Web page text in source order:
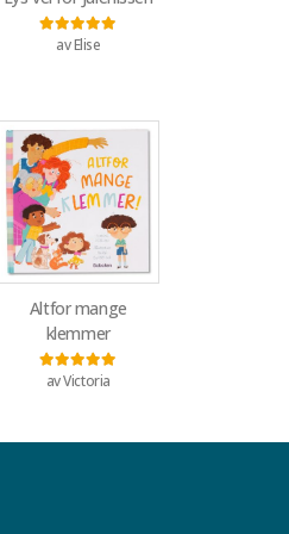
Vurdert5
av Elise
Altfor mange
klemmer
Vurdert5av 5
av Victoria